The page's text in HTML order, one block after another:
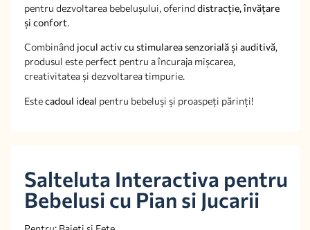
pentru dezvoltarea bebelușului, oferind distracție, învățare
și confort.
Combinând jocul activ cu stimularea senzorială și auditivă,
produsul este perfect pentru a încuraja mișcarea,
creativitatea și dezvoltarea timpurie.
Estecadoul ideal pentru bebeluși și proaspeți părinți!
Salteluta Interactiva pentru
Bebelusi cu Pian si Jucarii